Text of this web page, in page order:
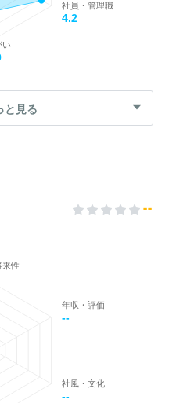
社員・管理職
4.2
い
と見る
--
来性
年収・評価
--
社風・文化
--